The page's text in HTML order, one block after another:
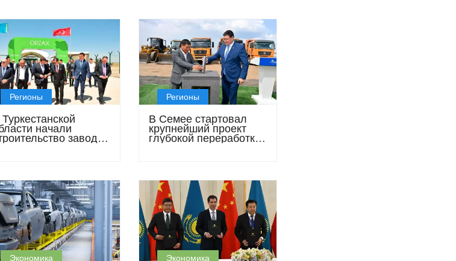
Регионы
начали
завода
Регионы
В Семее стартовал
крупнейший проект
глубокой переработки
Экономика Экономика